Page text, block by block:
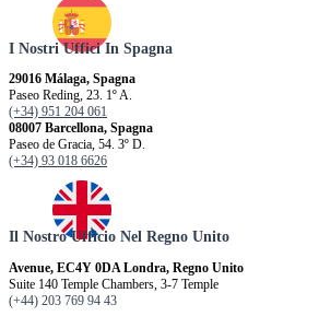
I Nostri Uffici In Spagna
29016 Málaga, Spagna
Paseo Reding, 23. 1º A.
(+34) 951 204 061
08007 Barcellona, ​​Spagna
Paseo de Gracia, 54. 3º D.
(+34) 93 018 6626
Il Nostro Ufficio Nel Regno Unito
Avenue, EC4Y 0DA Londra, Regno Unito
Suite 140 Temple Chambers, 3-7 Temple
(+44) 203 769 94 43